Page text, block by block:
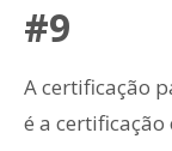
#9
A certificação
é a certificação